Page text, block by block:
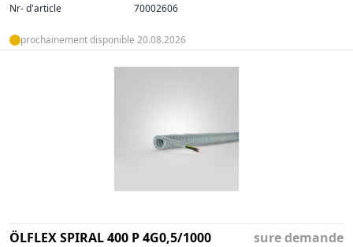
Nr- d'article
70002606
prochainement disponible 20.08.2026
ÖLFLEX SPIRAL 400 P 4G0,5/1000
sure demande